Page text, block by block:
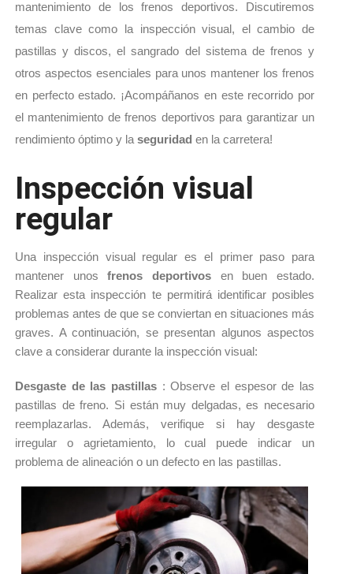
mantenimiento de los frenos deportivos.
Discutiremos
temas clave como la inspección visual, el cambio de
pastillas y discos, el sangrado del sistema de frenos y
otros aspectos esenciales para unos mantener los frenos
en perfecto estado. ¡Acompáñanos en este recorrido por
el mantenimiento de frenos deportivos para garantizar un
rendimiento óptimo y la seguridad en la carretera!
Inspección visual
regular
Una inspección visual regular es el primer paso para
mantener unos frenos deportivos
Realizar esta inspección te permitirá identificar posibles
problemas antes de que se conviertan en situaciones más
graves. A continuación, se presentan algunos aspectos
clave a considerar durante la inspección visual:
Desgaste de las pastillas : Observe el espesor de las
pastillas de freno. Si están muy delgadas, es necesario
reemplazarlas. Además, verifique si hay desgaste
irregular o agrietamiento, lo cual puede indicar un
problema de alineación o un defecto en las pastillas.